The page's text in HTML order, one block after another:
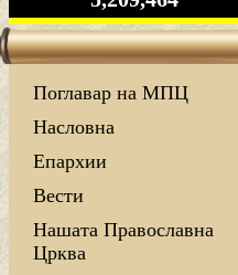
Поглавар на МПЦ
Насловна
Епархии
Вести
Нашата Православна
Црква